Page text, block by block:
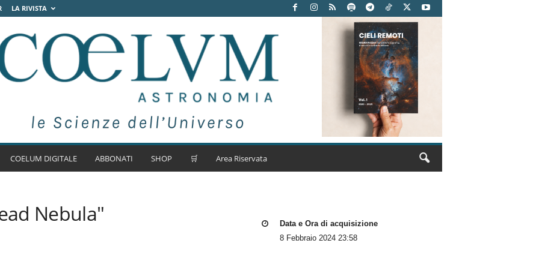
LA RIVISTA
COELUM DIGITALE ABBONATI SHOP 🛒 Area Riservata
Nebula"
Data e Ora di acquisizione
8 Febbraio 2024 23:58